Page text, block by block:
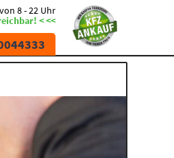
8 - 22 Uhr
< <<